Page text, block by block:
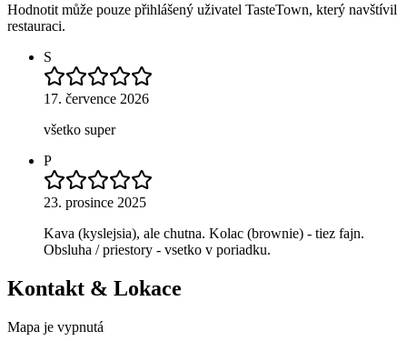
Hodnotit může pouze přihlášený uživatel TasteTown, který navštívil
restauraci.
S
17. července 2026
všetko super
P
23. prosince 2025
Kava (kyslejsia), ale chutna. Kolac (brownie) - tiez fajn.
Obsluha / priestory - vsetko v poriadku.
Kontakt & Lokace
Mapa je vypnutá